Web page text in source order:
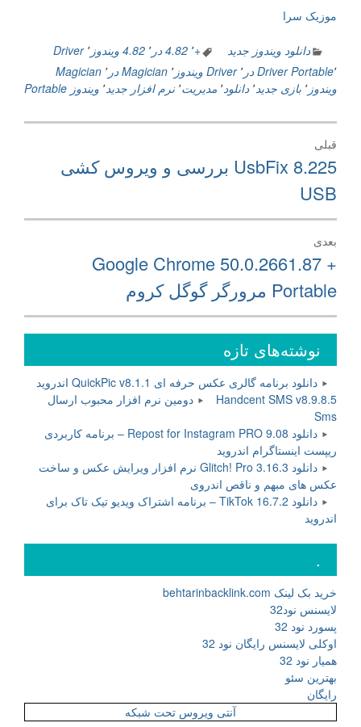
موزیک سرا
دانلود ویندوز جدید +٬ 4.82 در ٬ 4.82 ویندوز ٬ Driver
Portable٬ Driver در ٬ Driver ویندوز ٬ Magician در ٬ Magician
ویندوز ٬ بازی جدید٬ دانلود٬ مدیریت٬ نرم افزار جدید٬ ویندوز Portable
راهبری
نوشته
قبلی
نوشته
قبلی:
UsbFix 8.225 بررسی و ویروس کشی
USB
بعدی
نوشته
بعدی:
Google Chrome 50.0.2661.87 +
Portable مرورگر گوگل کروم
نوشته‌های تازه
دانلود برنامه گالری عکس حرفه ای QuickPic v8.1.1 اندروید
Handcent SMS v8.9.8.5 دومین نرم افزار محبوب ارسال
Sms
دانلود Repost for Instagram PRO 9.08 – برنامه کاربردی
ریپست اینستاگرام اندروید
دانلود Glitch! Pro 3.16.3 نرم افزار ویرایش عکس و ساخت
عکس های مبهم و ناقص اندروی
دانلود TikTok 16.7.2 – برنامه اشتراک ویدیو تیک تاک برای
اندروید
.
خرید بک لینک behtarinbacklink.com
لایسنس نود32
پسورد نود 32
اوکلی لایسنس رایگان نود 32
همیار نود 32
بهترین سئو
رایگان
آنتی ویروس تحت شبکه